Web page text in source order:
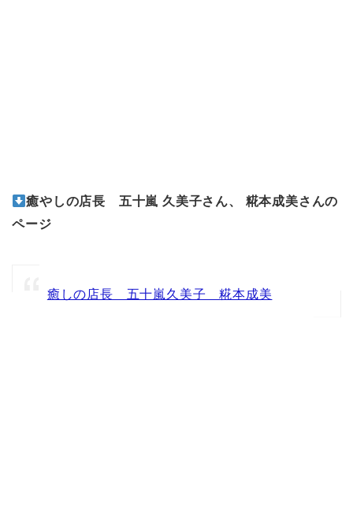
癒やしの店長 五十嵐 久美子さん、 糀本成美さんの
ページ
癒しの店長 五十嵐久美子 糀本成美